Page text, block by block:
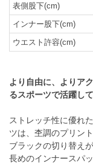
表側股下(cm)
インナー股下(cm)
ウエスト許容(cm)
より自由に、よりア
るスポーツで活躍し
ストレッチ性に優れ
ツは、杢調のプリン
ブラックの切り替え
長めのインナースパ